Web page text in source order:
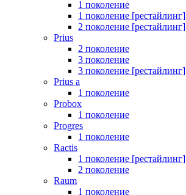
1 поколение
1 поколение [рестайлинг]
2 поколение [рестайлинг]
Prius
2 поколение
3 поколение
3 поколение [рестайлинг]
Prius a
1 поколение
Probox
1 поколение
Progres
1 поколение
Ractis
1 поколение [рестайлинг]
2 поколение
Raum
1 поколение